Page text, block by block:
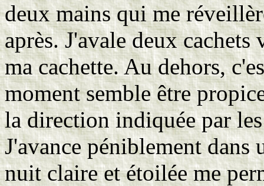
deux mains qui me
après. J'avale deux
ma cachette. Au dehors,
moment semble être
la direction indiquée par
J'avance péniblement dans
nuit claire et étoilée me